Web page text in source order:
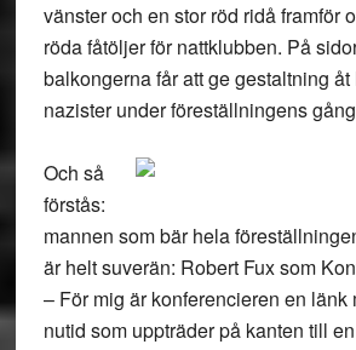
vänster och en stor röd ridå framför
röda fåtöljer för nattklubben. På
balkongerna får att ge gestaltning
nazister under föreställningens
Och så
förstås:
mannen som bär hela
är helt suverän: Robert Fux som
– För mig är konferencieren en länk
nutid som uppträder på kanten till